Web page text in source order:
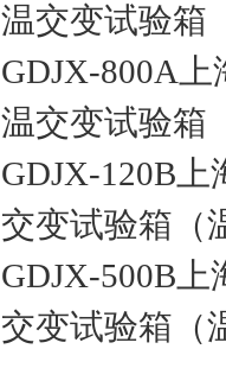
温交变试验箱
GDJX-800A
温交变试验箱
GDJX-120B上
交变试验箱（
GDJX-500B上
交变试验箱（